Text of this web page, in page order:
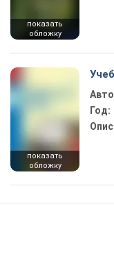
показать
обложку
показать
обложку
Год: